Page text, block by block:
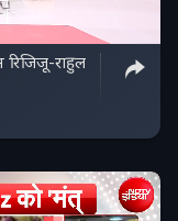
राहुल